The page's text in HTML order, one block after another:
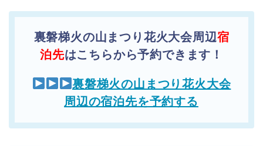
裏磐梯火の山まつり花火大会周辺宿
泊先はこちらから予約できます！
裏磐梯火の山まつり花火大会
周辺の宿泊先を予約する